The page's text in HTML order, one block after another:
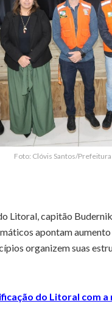
Foto: Clóvis Santos/Prefeitura
Litoral, capitão
apontam aumento
organizem suas
do Litoral com